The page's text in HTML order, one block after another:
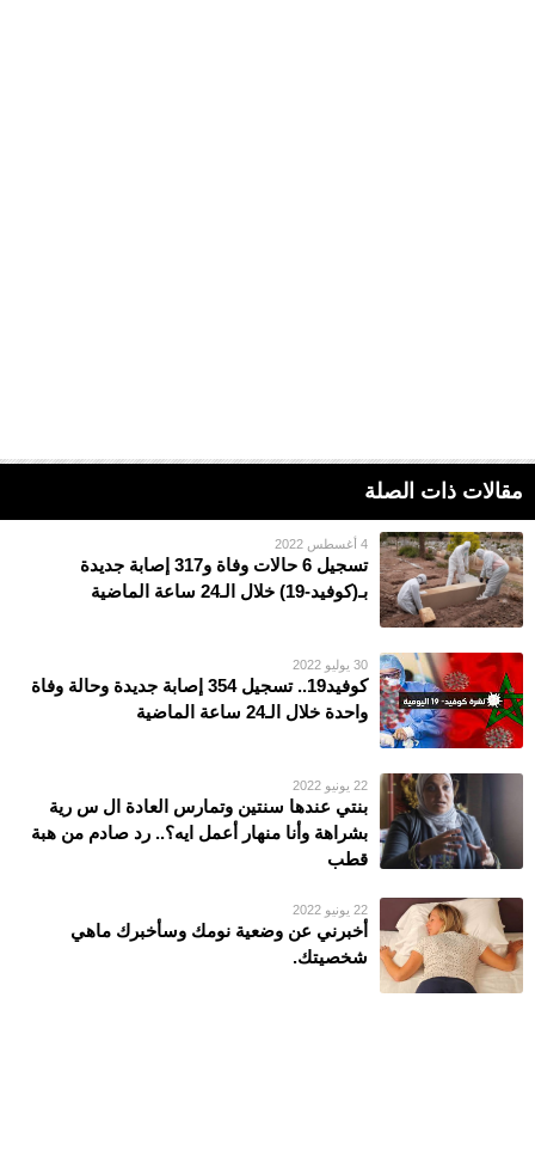
مقالات ذات الصلة
4 أغسطس 2022
تسجيل 6 حالات وفاة و317 إصابة جديدة
بـ(كوفيد-19) خلال الـ24 ساعة الماضية
30 يوليو 2022
كوفيد19.. تسجيل 354 إصابة جديدة وحالة وفاة
واحدة خلال الـ24 ساعة الماضية
22 يونيو 2022
بنتي عندها سنتين وتمارس العادة ال س رية
بشراهة وأنا منهار أعمل ايه؟.. رد صادم من هبة
قطب
22 يونيو 2022
أخبرني عن وضعية نومك وسأخبرك ماهي
شخصيتك.